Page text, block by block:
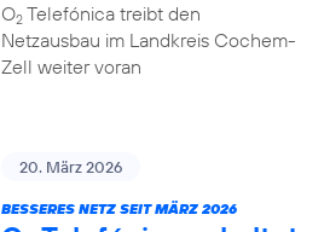
O2Telefónica treibt den
Netzausbau im Landkreis Cochem-
Zell weiter voran
20. März 2026
BESSERES NETZ SEIT MÄRZ 2026